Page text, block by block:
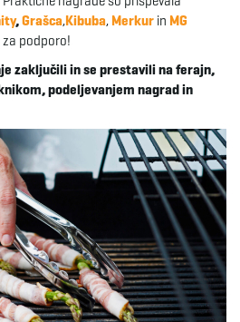
n
a
v
i
,Grašca,Kibuba,Merkur in MG
za podporo!
zaključili in se prestavili na ferajn,
podeljevanjem nagrad in